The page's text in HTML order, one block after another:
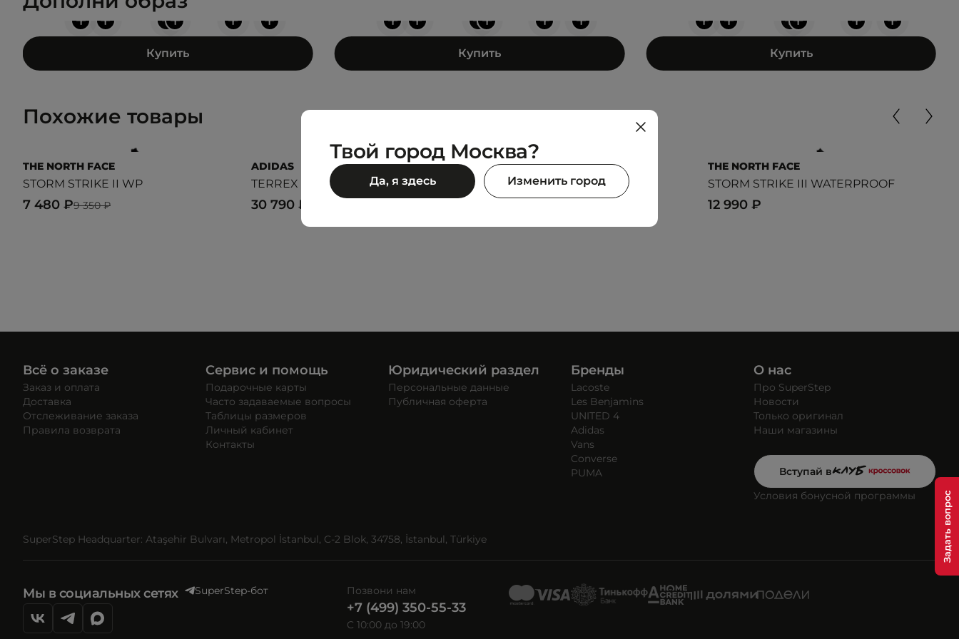
+
+
+ + +
+
Купить
+
+
+ + +
+
Купить
+
+
+ + +
+
Купить
Похожие товары
THE NORTH FACE
STORM STRIKE II WP
9 350 ₽
7 480 ₽
ADIDAS
TERREX WINTER BOOT MID LEATHER
30 790 ₽
JACK WOLFSKIN
EVERQUEST TEXAPORE MID M
THE NORTH FACE
STORM STRIKE III WATERPROOF
12 990 ₽
Всё о заказе
Заказ и оплата
Доставка
Отслеживание заказа
Правила возврата
Сервис и помощь
Подарочные карты
Часто задаваемые вопросы
Таблицы размеров
Личный кабинет
Контакты
Юридический раздел
Персональные данные
Публичная оферта
Бренды
Lacoste
Les Benjamins
UNITED 4
Adidas
Vans
Converse
PUMA
О нас
Про SuperStep
Новости
Только оригинал
Наши магазины
Вступай в
Условия бонусной программы
SuperStep Headquarter: Ataşehir Bulvarı, Metropol İstanbul, C-2 Blok, 34758, İstanbul, Türkiye
Мы в социальных сетях SuperStep-бот Позвони нам
+7 (499) 350-55-33
C 10:00 до 19:00
Твой город Москва?
Да, я здесь Изменить город